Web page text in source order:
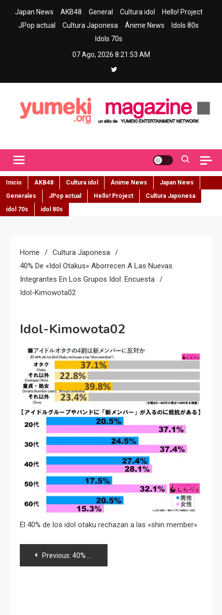
Japan News AKB48 General Cultura idol
Hello! Project
JPop actual
Cultura Japonesa Ánime News
Idols 80s
Idols 70s
07 Ago, 2026 8:21:54 AM
Inicio AKB48 Cultura idol Ánime News
Japan News
Generales
JPop actual Hello! Project
Cultura Japonesa
idol 70s
idol 80s
Home
Cultura Japonesa
40% De «idol Otakus» Aborrecen A Las Nuevas
Integrantes En Los Grupos Idol: Encuesta
Idol-Kimowota02
Idol-Kimowota02
El 40% de los idol otaku rechazan a las «shin member»
Navegación
Previous: 40% de «idol otakus» aborrecen a las nuevas integrantes en los grupos idol: encuesta